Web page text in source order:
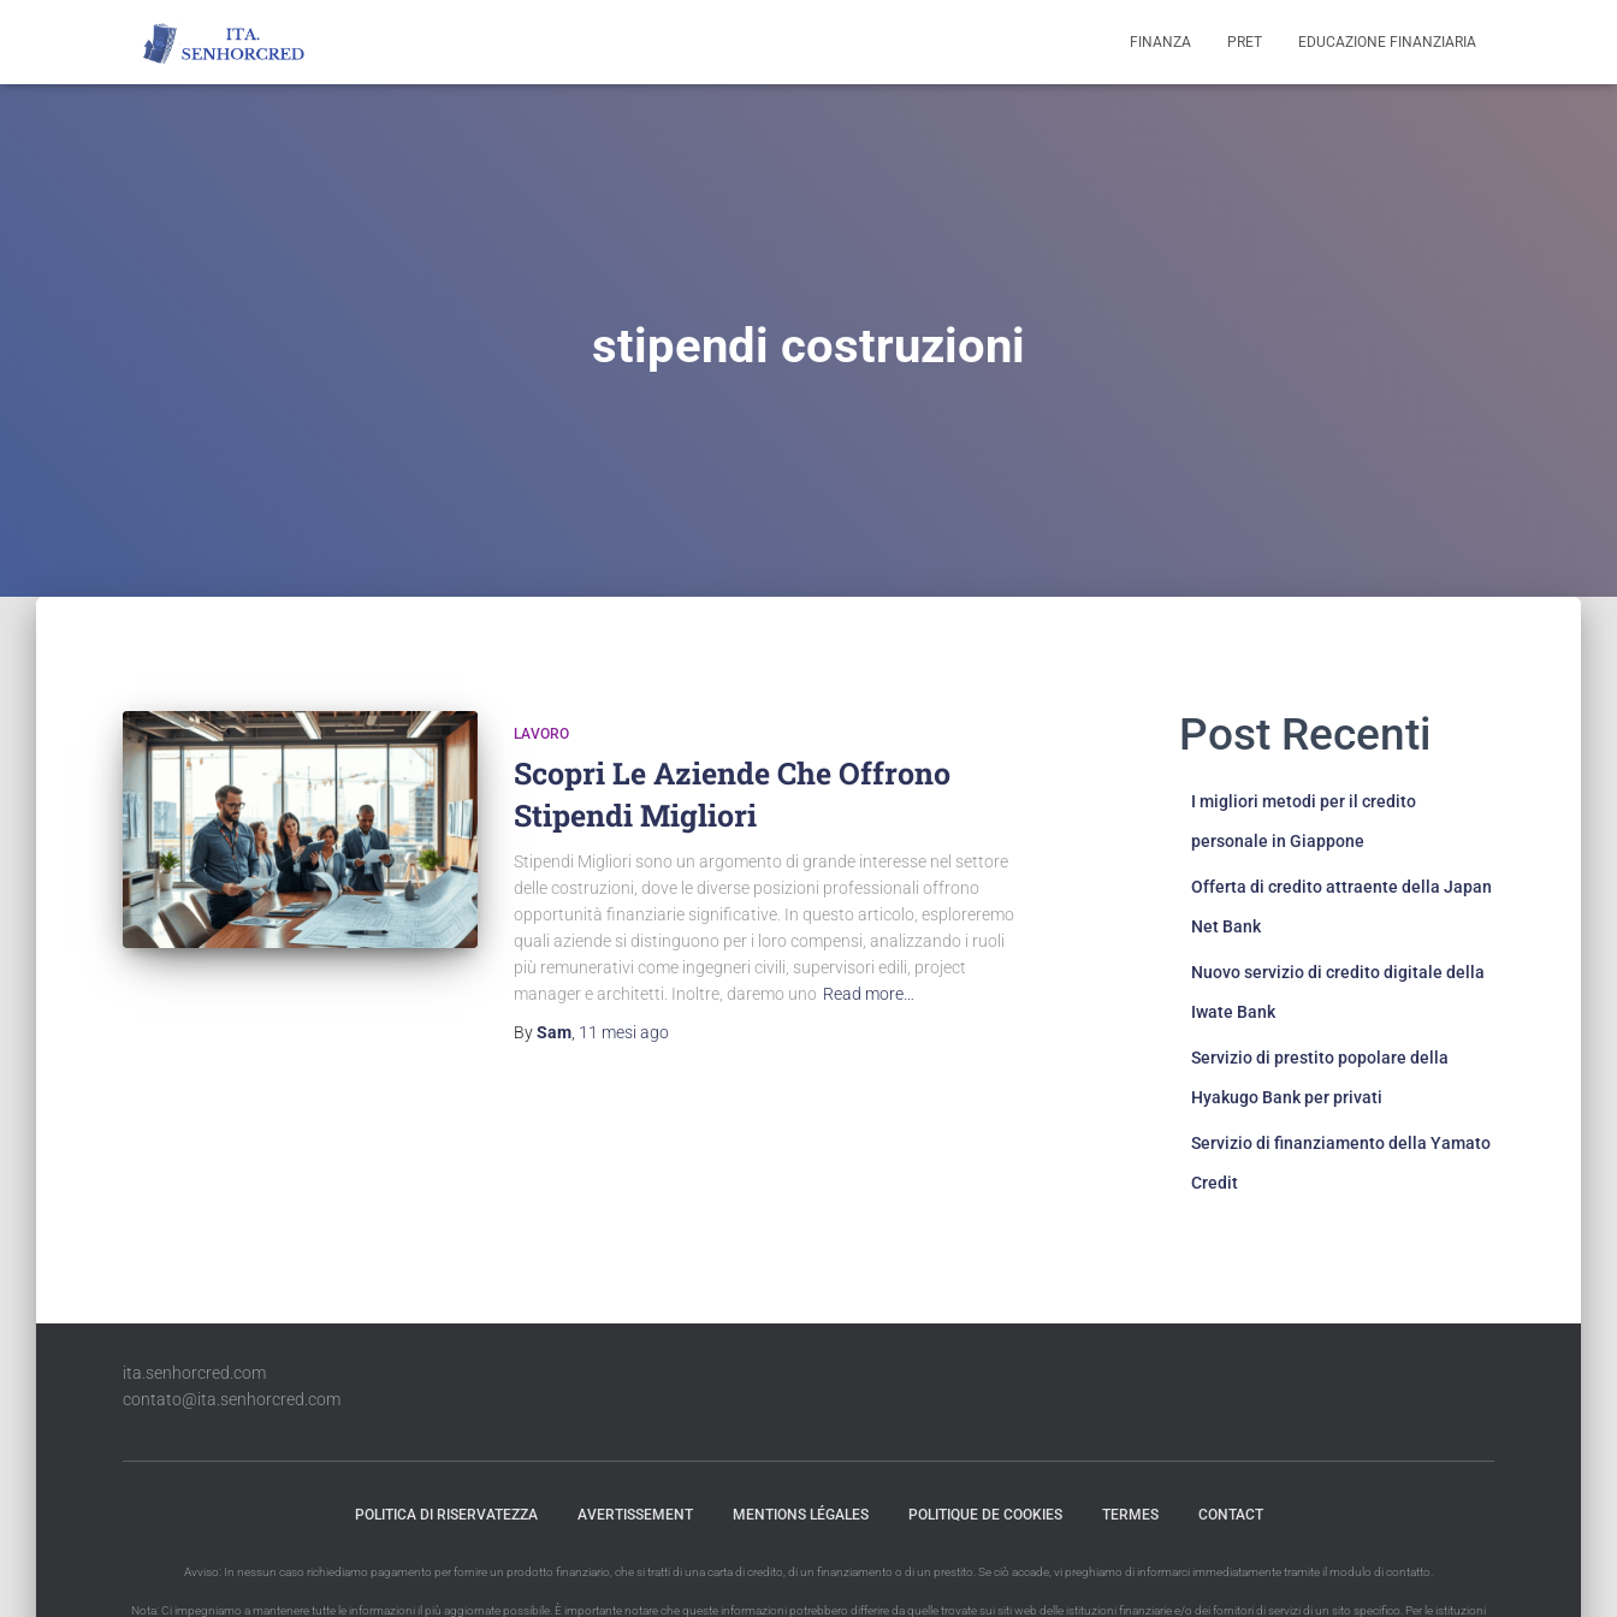
FINANZA PRET EDUCAZIONE FINANZIARIA
stipendi costruzioni
LAVORO
Scopri Le Aziende Che Offrono
Stipendi Migliori
Stipendi Migliori sono un argomento di grande interesse nel settore
delle costruzioni, dove le diverse posizioni professionali offrono
opportunità finanziarie significative. In questo articolo, esploreremo
quali aziende si distinguono per i loro compensi, analizzando i ruoli
più remunerativi come ingegneri civili, supervisori edili, project
manager e architetti. Inoltre, daremo uno Read more…
BySam 11 mesi ago
Post Recenti
I migliori metodi per il credito
personale in Giappone
Offerta di credito attraente della Japan
Net Bank
Nuovo servizio di credito digitale della
Iwate Bank
Servizio di prestito popolare della
Hyakugo Bank per privati
Servizio di finanziamento della Yamato
Credit
ita.senhorcred.com
contato@ita.senhorcred.com
POLITICA DI RISERVATEZZA AVERTISSEMENT MENTIONS LÉGALES POLITIQUE DE COOKIES TERMES CONTACT
Avviso: In nessun caso richiediamo pagamento per fornire un prodotto finanziario, che si tratti di una carta di credito, di un finanziamento o di un prestito. Se ciò accade, vi preghiamo di informarci immediatamente tramite il modulo di contatto.
Nota: Ci impegniamo a mantenere tutte le informazioni il più aggiornate possibile. È importante notare che queste informazioni potrebbero differire da quelle trovate sui siti web delle istituzioni finanziarie e/o dei fornitori di servizi di un sito specifico. Per le istituzioni